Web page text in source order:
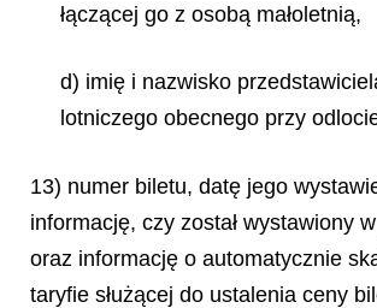
łączącej go z osobą małoletnią,
d) imię i nazwisko
lotniczego obecnego przy
13) numer biletu, datę jego
informację, czy został wystawiony
oraz informację o automatycznie
taryfie służącej do ustalenia ceny